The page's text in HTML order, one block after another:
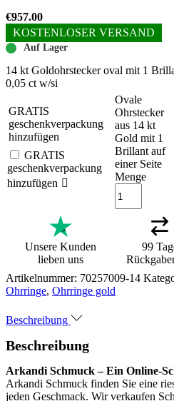
€957.00
KOSTENLOSER VERSAND
Auf Lager
14 kt Goldohrstecker oval mit 1
0,05 ct w/si
GRATIS
geschenkverpackung
hinzufügen
GRATIS
geschenkverpackung
hinzufügen
Ovale
Ohrstecker
aus 14 kt
Gold mit 1
Brillant auf
einer Seite
Menge
Unsere Kunden
lieben uns
99
Artikelnummer: 70257009-14
Ohrringe, Ohrringe gold
Beschreibung
Beschreibung
Arkandi Schmuck – Ein Online-
Arkandi Schmuck finden Sie eine
jeden Geschmack. Wir verkaufen